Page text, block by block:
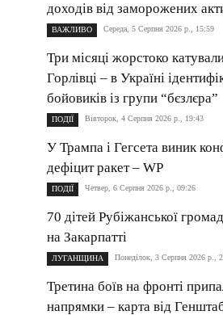
доходів від заморожених
ВАЖЛИВО Середа, 5 Серпня 2026 р., 15:59
Три місяці жорстоко
Горлівці – в Україні
бойовиків із групи “бєзлєра”
ПОДІЇ Вівторок, 4 Серпня 2026 р., 19:43
У Трампа і Гегсета виник
дефіцит ракет – WP
ПОДІЇ Четвер, 6 Серпня 2026 р., 09:26
70 дітей Рубіжанської
на Закарпатті
ЛУГАНЩИНА Понеділок, 3 Серпня 2026 р.,
Третина боїв на фронті
напрямки – карта від